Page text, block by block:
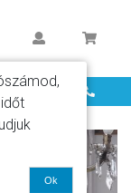
Ok